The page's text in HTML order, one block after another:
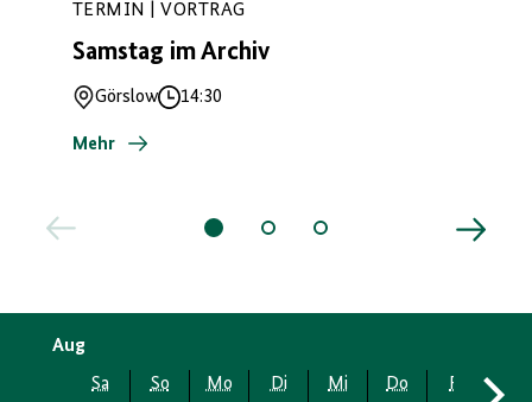
TERMIN | VORTRAG
Samstag im Archiv
Ort
Görslow
Uhrzeit
14:30
Mehr
Aug
Sa
So Mo Di Mi Do Fr